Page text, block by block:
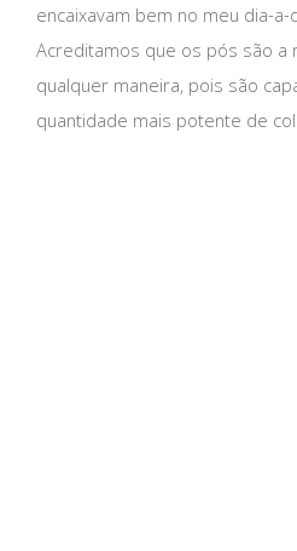
encaixavam bem no meu dia-
Acreditamos que os pós são a
qualquer maneira, pois são
quantidade mais potente de